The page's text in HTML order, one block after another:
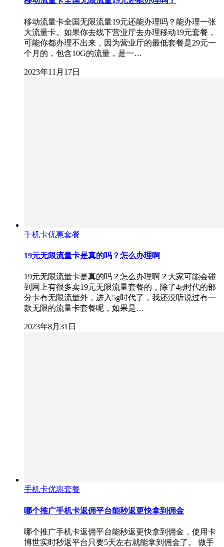
移动流量卡全国无限流量19元还能办理吗？能办理一张
大流量卡。如果你去线下营业厅去办理移动19元套餐，
可能你都办理不出来，因为营业厅的最低套餐是29元一
个月的，包含10G的流量，是一…
2023年11月17日
手机卡优惠套餐
19元无限流量卡是真的吗？怎么办理啊
19元无限流量卡是真的吗？怎么办理啊？大家可能会碰
到网上有很多卖19元无限流量套餐的，除了4g时代的部
分卡有无限流量外，进入5g时代了，我还没听说过有一
款无限的流量卡套餐呢，如果是…
2023年8月31日
手机卡优惠套餐
哪个推广手机卡返佣平台能秒返更快拿到佣金
哪个推广手机卡返佣平台能秒返更快拿到佣金，使用卡
博世实时秒返平台只要5天左右就能拿到佣金了。 做手